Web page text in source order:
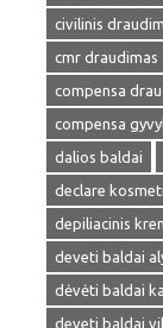
civilinis
cmr draudimas
compensa
compensa
dalios baldai
declare
depiliacinis
deveti baldai
dėvėti baldai
deveti baldai